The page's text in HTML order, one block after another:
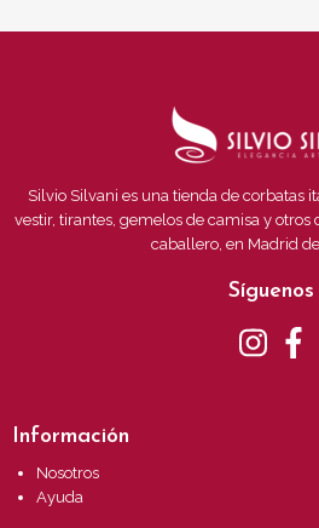
Silvio Silvani es una tienda de corbatas
vestir, tirantes, gemelos de camisa y
caballero, en Madrid
Síguenos
Información
Nosotros
Ayuda